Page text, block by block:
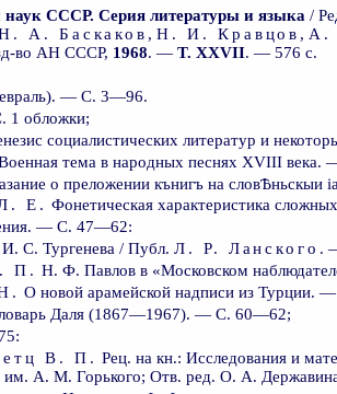
наук СССР. Серия литературы и языка /
А. Баскаков ,Н. И. Кравцов , А.
во АН СССР, 1968. — Т. XXVII. — 576 с.
— С. 3—96.
1 обложки;
социалистических литератур и
тема в народных песнях XVIII
о преложении кънигъ на
Е. Фонетическая характеристика
— С. 47—62:
С. Тургенева / Публ. Л. Р. Ланского .
П. Н. Ф. Павлов в «Московском
О новой арамейской надписи из Турции.
Даля (1867—1967). — С. 60—62;
В. П. Рец. на кн.: Исследования и
им. А. М. Горького; Отв. ред. О. А.